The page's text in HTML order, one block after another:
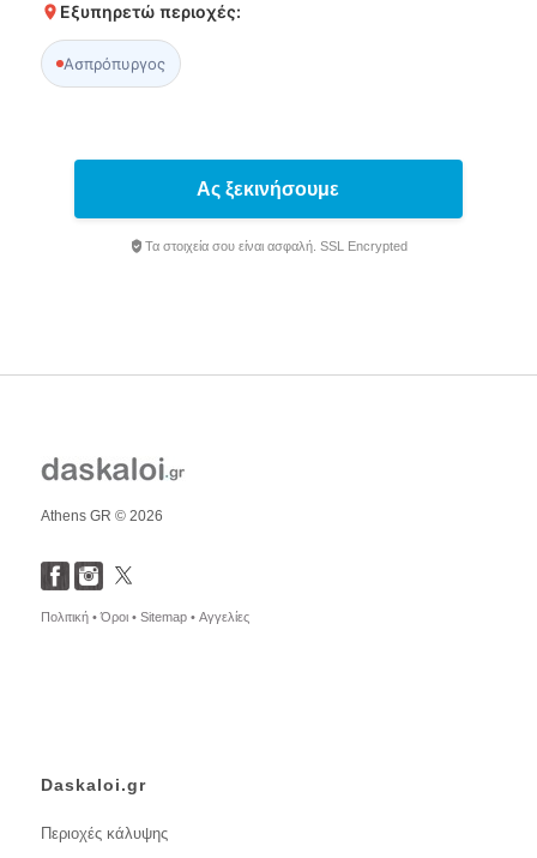
Εξυπηρετώ περιοχές:
Ασπρόπυργος
Ας ξεκινήσουμε
Τα στοιχεία σου είναι ασφαλή. SSL Encrypted
Athens GR © 2026
Πολιτική •Όροι • Sitemap • Αγγελίες
Daskaloi.gr
Περιοχές κάλυψης